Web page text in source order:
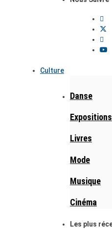
Culture
Danse
Expositions
Livres
Mode
Musique
Cinéma
Les plus